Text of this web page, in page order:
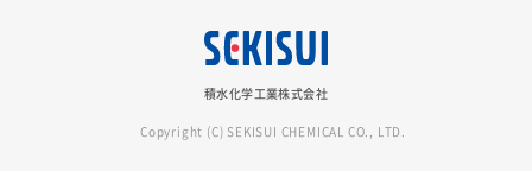
積水化学工業株式会社
Copyright (C) SEKISUI CHEMICAL CO., LTD.